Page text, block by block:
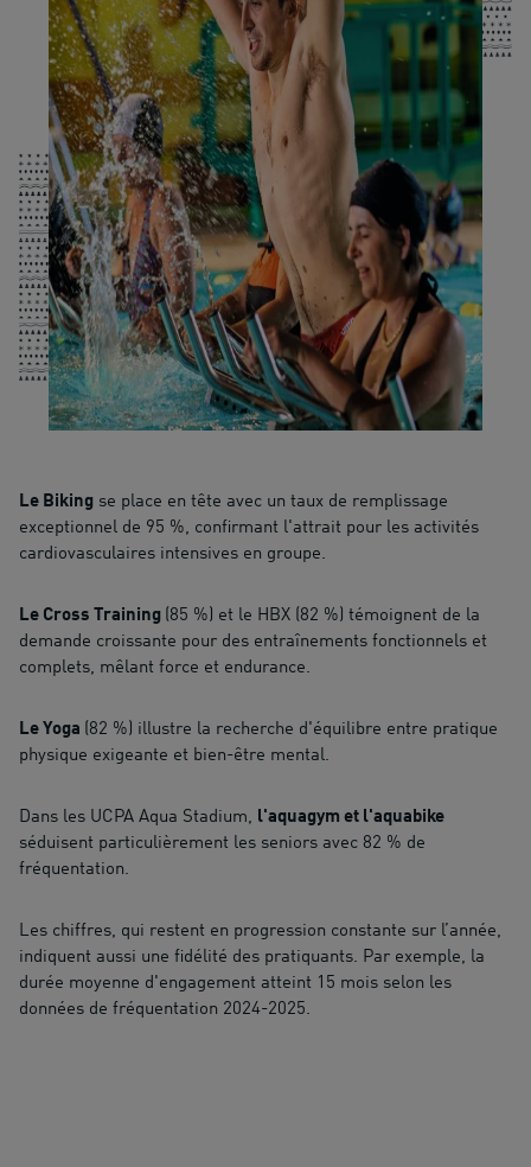
Le Biking se place en tête avec un taux de remplissage
exceptionnel de 95 %, confirmant l'attrait pour les activités
cardiovasculaires intensives en groupe.
Le Cross Training (85 %) et le HBX (82 %) témoignent de la
demande croissante pour des entraînements fonctionnels et
complets, mêlant force et endurance.
Le Yoga (82 %) illustre la recherche d'équilibre entre pratique
physique exigeante et bien-être mental.
Dans les UCPA Aqua Stadium, l'aquagym et l'aquabike
séduisent particulièrement les seniors avec 82 % de
fréquentation.
Les chiffres, qui restent en progression constante sur l’année,
indiquent aussi une fidélité des pratiquants. Par exemple, la
durée moyenne d'engagement atteint 15 mois selon les
données de fréquentation 2024-2025.